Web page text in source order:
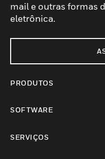
mail e outras formas
eletrônica.
PRODUTOS
SOFTWARE
SERVIÇOS